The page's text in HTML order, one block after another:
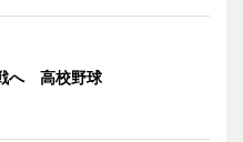
へ 高校野球